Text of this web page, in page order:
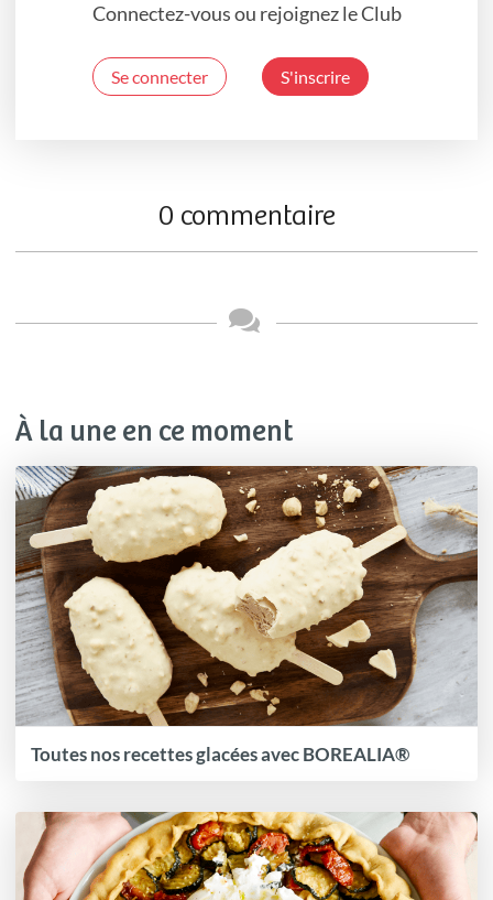
Connectez-vous ou rejoignez le Club
Se connecter S'inscrire
0 commentaire
À la une en ce moment
Toutes nos recettes glacées avec BOREALIA®